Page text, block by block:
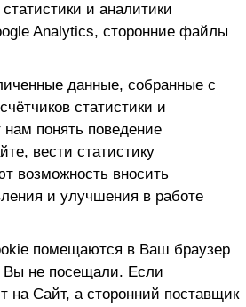
и аналитики
Analytics, сторонние файлы
данные, собранные с
статистики и
понять поведение
вести статистику
возможность вносить
и улучшения в работе
помещаются в Ваш браузер
Вы не посещали. Если
на Сайт, а сторонний поставщик